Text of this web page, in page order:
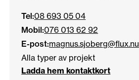
Tel:08 693 05 04
Mobil:076 013 62 92
E-post:magnus.sjoberg@flux.nu
Alla typer av projekt
Ladda hem kontaktkort